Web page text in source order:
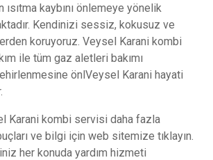
kaybını önlemeye yönelik
Kendinizi sessiz, kokusuz ve
koruyoruz. Veysel Karani kombi
ile tüm gaz aletleri bakımı
önlVeysel Karani hayati
Karani kombi servisi daha fazla
ve bilgi için web sitemize tıklayın.
her konuda yardım hizmeti